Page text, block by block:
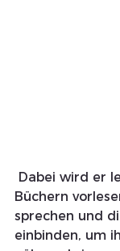
Büchern
sprechen und
einbinden, um